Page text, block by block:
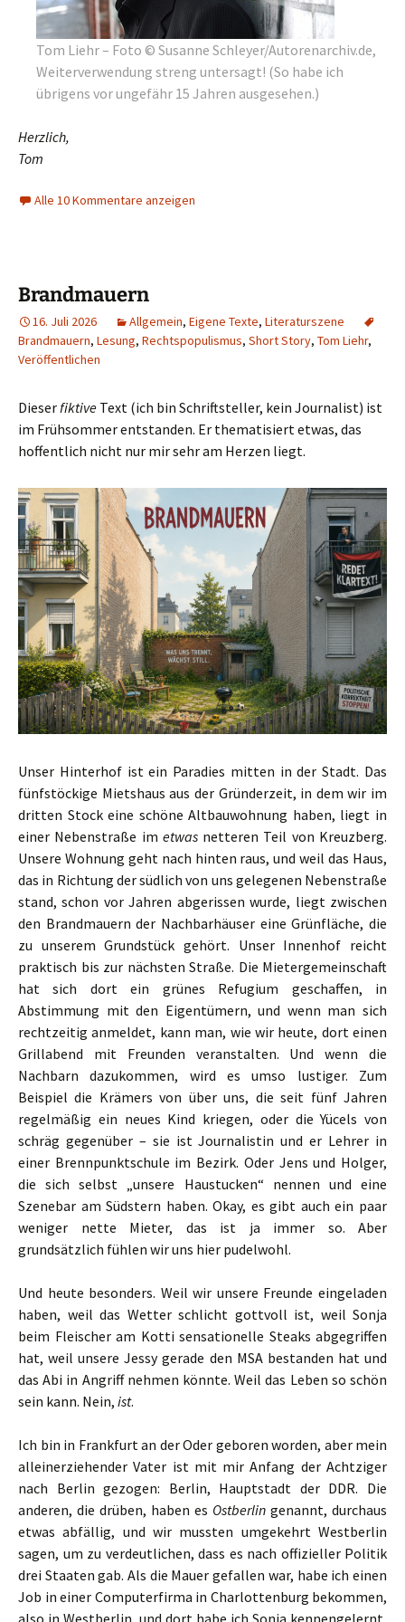
Tom Liehr – Foto © Susanne Schleyer/Autorenarchiv.de,
Weiterverwendung streng untersagt! (So habe ich
übrigens vor ungefähr 15 Jahren ausgesehen.)
Herzlich,
Tom
Alle 10 Kommentare anzeigen
Brandmauern
16. Juli 2026 Allgemein, Eigene Texte, Literaturszene
Brandmauern, Lesung, Rechtspopulismus, Short Story, Tom Liehr,
Veröffentlichen
Dieserfiktive Text (ich bin Schriftsteller, kein Journalist) ist
im Frühsommer entstanden. Er thematisiert etwas, das
hoffentlich nicht nur mir sehr am Herzen liegt.
Unser Hinterhof ist ein Paradies mitten in der Stadt. Das
fünfstöckige Mietshaus aus der Gründerzeit, in dem wir im
dritten Stock eine schöne Altbauwohnung haben, liegt in
einer Nebenstraße im etwasnetteren Teil von Kreuzberg.
Unsere Wohnung geht nach hinten raus, und weil das Haus,
das in Richtung der südlich von uns gelegenen Nebenstraße
stand, schon vor Jahren abgerissen wurde, liegt zwischen
den Brandmauern der Nachbarhäuser eine Grünfläche, die
zu unserem Grundstück gehört. Unser Innenhof reicht
praktisch bis zur nächsten Straße. Die Mietergemeinschaft
hat sich dort ein grünes Refugium geschaffen, in
Abstimmung mit den Eigentümern, und wenn man sich
rechtzeitig anmeldet, kann man, wie wir heute, dort einen
Grillabend mit Freunden veranstalten. Und wenn die
Nachbarn dazukommen, wird es umso lustiger. Zum
Beispiel die Krämers von über uns, die seit fünf Jahren
regelmäßig ein neues Kind kriegen, oder die Yücels von
schräg gegenüber – sie ist Journalistin und er Lehrer in
einer Brennpunktschule im Bezirk. Oder Jens und Holger,
die sich selbst „unsere Haustucken“ nennen und eine
Szenebar am Südstern haben. Okay, es gibt auch ein paar
weniger nette Mieter, das ist ja immer so. Aber
grundsätzlich fühlen wir uns hier pudelwohl.
Und heute besonders. Weil wir unsere Freunde eingeladen
haben, weil das Wetter schlicht gottvoll ist, weil Sonja
beim Fleischer am Kotti sensationelle Steaks abgegriffen
hat, weil unsere Jessy gerade den MSA bestanden hat und
das Abi in Angriff nehmen könnte. Weil das Leben so schön
sein kann. Nein, ist.
Ich bin in Frankfurt an der Oder geboren worden, aber mein
alleinerziehender Vater ist mit mir Anfang der Achtziger
nach Berlin gezogen: Berlin, Hauptstadt der DDR. Die
anderen, die drüben, haben es Ostberlin genannt, durchaus
etwas abfällig, und wir mussten umgekehrt Westberlin
sagen, um zu verdeutlichen, dass es nach offizieller Politik
drei Staaten gab. Als die Mauer gefallen war, habe ich einen
Job in einer Computerfirma in Charlottenburg bekommen,
also in Westberlin, und dort habe ich Sonja kennengelernt,